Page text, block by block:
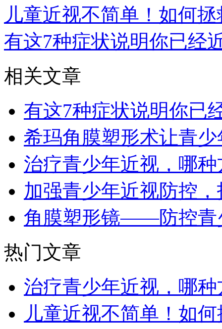
儿童近视不简单！如何
有这7种症状说明你已经
相关文章
有这7种症状说明你已
希玛角膜塑形术让青
治疗青少年近视，哪
加强青少年近视防控
角膜塑形镜——防控青
热门文章
治疗青少年近视，哪
儿童近视不简单！如